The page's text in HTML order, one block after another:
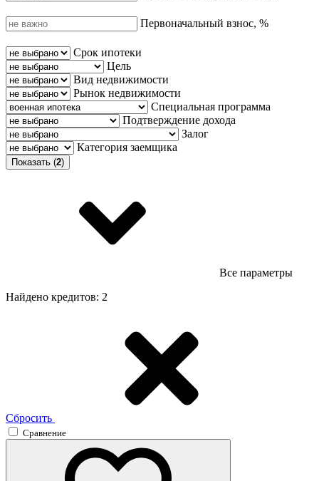
Первоначальный взнос, %
Срок ипотеки
Цель
Вид недвижимости
Рынок недвижимости
Специальная программа
Подтверждение дохода
Залог
Категория заемщика
Показать (2)
Все параметры
Найдено кредитов: 2
Сбросить
Сравнение